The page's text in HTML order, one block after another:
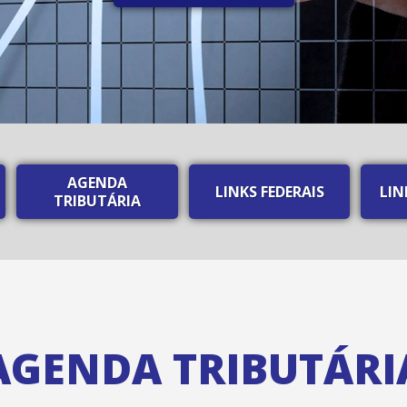
AGENDA
TRIBUTÁRIA
LINKS FEDERAIS